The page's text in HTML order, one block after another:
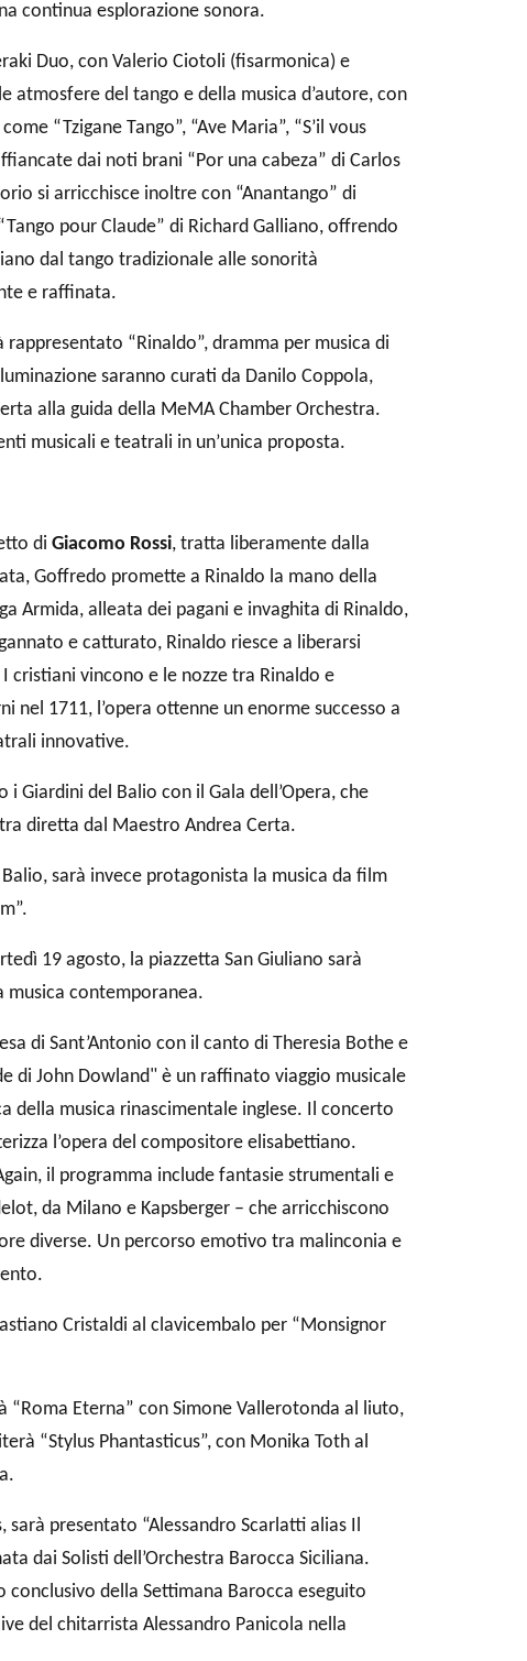
continua esplorazione sonora.
Duo, con Valerio Ciotoli (fisarmonica) e
atmosfere del tango e della musica d’autore, con
“Tzigane Tango”, “Ave Maria”, “S’il vous
dai noti brani “Por una cabeza” di Carlos
si arricchisce inoltre con “Anantango” di
pour Claude” di Richard Galliano, offrendo
dal tango tradizionale alle sonorità
e raffinata.
rappresentato “Rinaldo”, dramma per musica di
saranno curati da Danilo Coppola,
alla guida della MeMA Chamber Orchestra.
musicali e teatrali in un’unica proposta.
di Giacomo Rossi, tratta liberamente dalla
Goffredo promette a Rinaldo la mano della
Armida, alleata dei pagani e invaghita di Rinaldo,
e catturato, Rinaldo riesce a liberarsi
cristiani vincono e le nozze tra Rinaldo e
nel 1711, l’opera ottenne un enorme successo a
innovative.
Giardini del Balio con il Gala dell’Opera, che
diretta dal Maestro Andrea Certa.
sarà invece protagonista la musica da film
19 agosto, la piazzetta San Giuliano sarà
musica contemporanea.
di Sant’Antonio con il canto di Theresia Bothe e
di John Dowland" è un raffinato viaggio musicale
della musica rinascimentale inglese. Il concerto
l’opera del compositore elisabettiano.
il programma include fantasie strumentali e
da Milano e Kapsberger – che arricchiscono
diverse. Un percorso emotivo tra malinconia e
Cristaldi al clavicembalo per “Monsignor
“Roma Eterna” con Simone Vallerotonda al liuto,
“Stylus Phantasticus”, con Monika Toth al
sarà presentato “Alessandro Scarlatti alias Il
dai Solisti dell’Orchestra Barocca Siciliana.
della Settimana Barocca eseguito
del chitarrista Alessandro Panicola nella